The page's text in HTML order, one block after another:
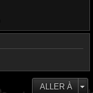
ALLER À